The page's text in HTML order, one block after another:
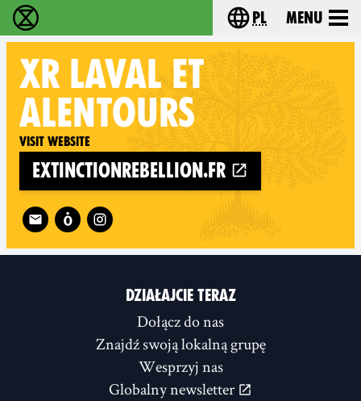
Extinction Rebellion - Home Choose your
pl Menu
XR LAVAL ET
ALENTOURS
Visit website
extinctionrebellion.fr
Follow XR Laval et alentours on
DZIAŁAJCIE TERAZ
Dołącz do nas
Znajdź swoją lokalną grupę
Wesprzyj nas
Globalny newsletter